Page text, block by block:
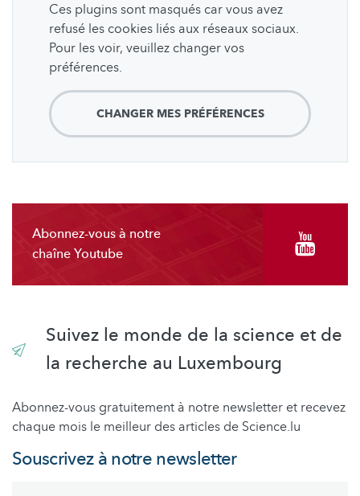
Ces plugins sont masqués car vous avez
refusé les cookies liés aux réseaux sociaux.
Pour les voir, veuillez changer vos
préférences.
CHANGER MES PRÉFÉRENCES
Abonnez-vous à notre
chaîne Youtube
Suivez le monde de la science et de
la recherche au Luxembourg
Abonnez-vous gratuitement à notre newsletter et recevez
chaque mois le meilleur des articles de Science.lu
Souscrivez à notre newsletter